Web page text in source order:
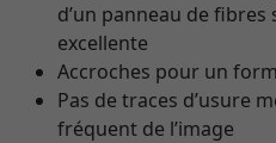
d’un panneau de
excellente
Accroches pour un
Pas de traces d’usure
fréquent de l’image